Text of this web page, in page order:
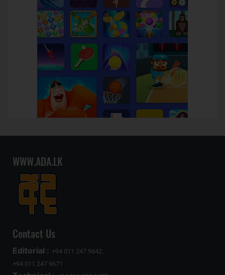
WWW.ADA.LK
Contact Us
Editorial : +94 011 247 9642,
+94 011 247 9671